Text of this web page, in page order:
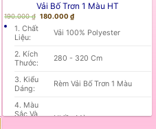
Vải Bố Trơn 1 Màu HT
190.000₫ Giá
190.000 ₫.
180.000 ₫Giá
Hiện
Tại
Là:
1. Chất
Liệu:
Vải 100% Polyester
2. Kích
Thước:
280 - 320 Cm
3. Kiểu
Dáng:
Rèm Vải Bố Trơn 1 Màu
4. Màu
Sắc Và
Nhiều Màu